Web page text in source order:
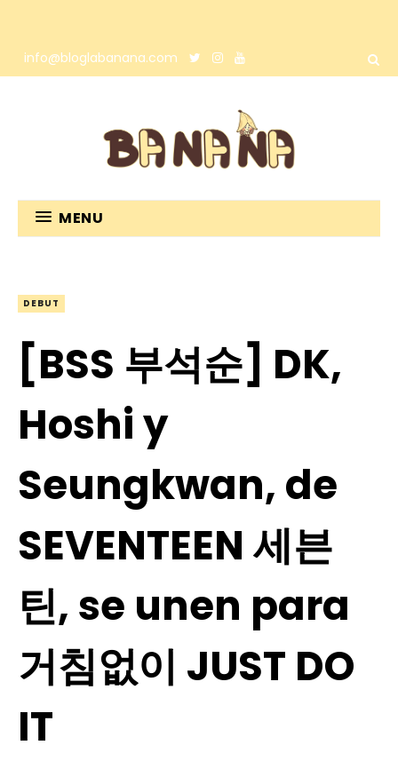
info@bloglabanana.com
MENU
DEBUT
[BSS 부석순] DK,
Hoshi y
Seungkwan, de
SEVENTEEN 세븐
틴, se unen para
거침없이 JUST DO
IT